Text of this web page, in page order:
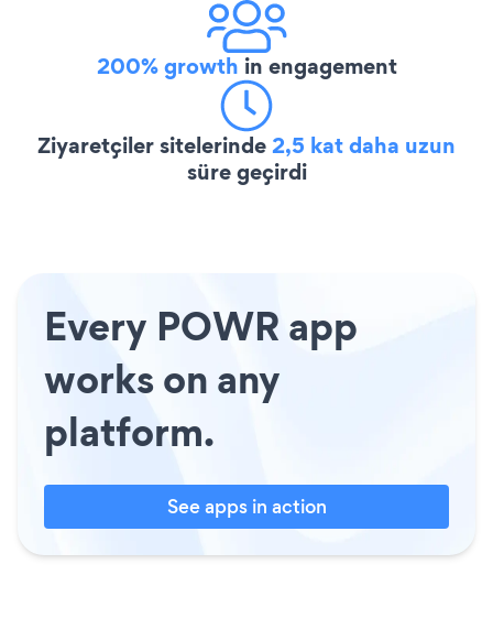
200% growth in engagement
Ziyaretçiler sitelerinde2,5 kat daha uzun
süre geçirdi
Every POWR app
works on any
platform.
See apps in action